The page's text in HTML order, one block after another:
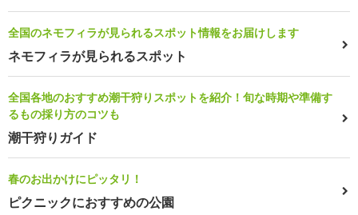
全国のネモフィラが見られるスポット情報をお届けします
ネモフィラが見られるスポット
全国各地のおすすめ潮干狩りスポットを紹介！旬な時期や準備す
るもの採り方のコツも
潮干狩りガイド
春のお出かけにピッタリ！
ピクニックにおすすめの公園